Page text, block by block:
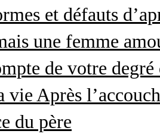
et défauts
une femme
de votre
vie Après
du père